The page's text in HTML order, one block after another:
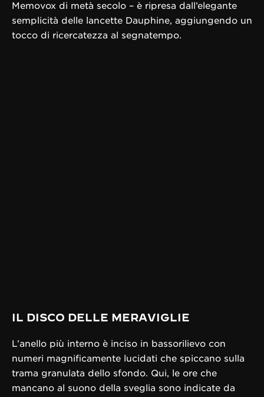
Memovox di metà secolo – è ripresa dall’elegante
semplicità delle lancette Dauphine, aggiungendo un
tocco di ricercatezza al segnatempo.
IL DISCO DELLE MERAVIGLIE
L’anello più interno è inciso in bassorilievo con
numeri magnificamente lucidati che spiccano sulla
trama granulata dello sfondo. Qui, le ore che
mancano al suono della sveglia sono indicate da